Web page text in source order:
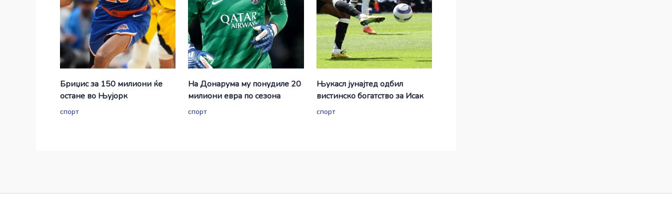
Бриџис за 150 милиони ќе
остане во Њујорк
спорт
На Донарума му понудиле 20
милиони евра по сезона
спорт
Њукасл јунајтед одбил
вистинско богатство за Исак
спорт